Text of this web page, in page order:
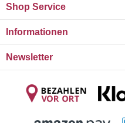
Shop Service
Informationen
Newsletter